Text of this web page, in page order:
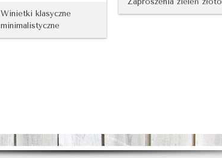
Winietki klasyczne
minimalistyczne